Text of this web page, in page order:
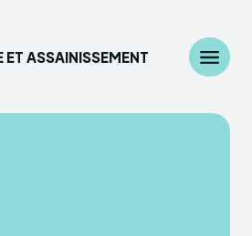
ET ASSAINISSEMENT